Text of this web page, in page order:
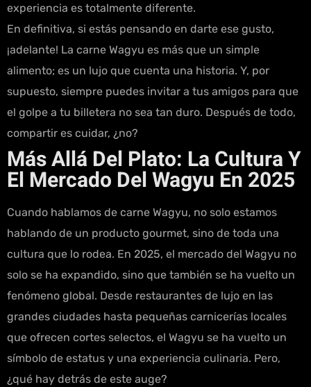
experiencia es totalmente diferente.
En definitiva, si estás pensando en darte ese gusto,
¡adelante! La carne Wagyu es más que un simple
alimento; es un lujo que cuenta una historia. Y, por
supuesto, siempre puedes invitar a tus amigos para que
el golpe a tu billetera no sea tan duro. Después de todo,
compartir es cuidar, ¿no?
Más Allá Del Plato: La Cultura Y
El Mercado Del Wagyu En 2025
Cuando hablamos de carne Wagyu, no solo estamos
hablando de un producto gourmet, sino de toda una
cultura que lo rodea. En 2025, el mercado del Wagyu no
solo se ha expandido, sino que también se ha vuelto un
fenómeno global. Desde restaurantes de lujo en las
grandes ciudades hasta pequeñas carnicerías locales
que ofrecen cortes selectos, el Wagyu se ha vuelto un
símbolo de estatus y una experiencia culinaria. Pero,
¿qué hay detrás de este auge?